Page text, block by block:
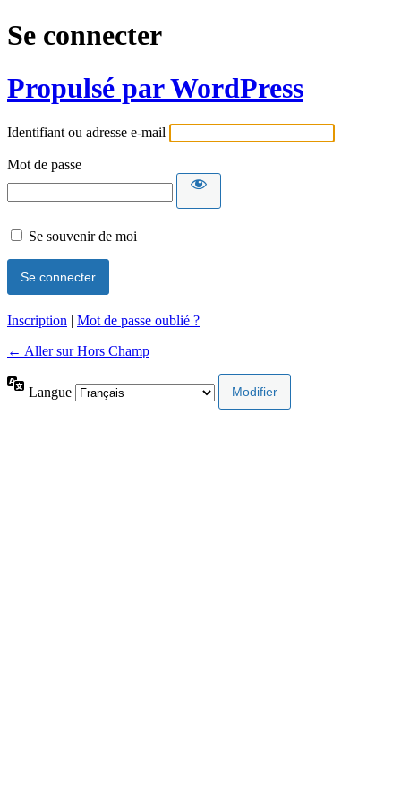
Se connecter
Propulsé par WordPress
Identifiant ou adresse e-mail
Mot de passe
Se souvenir de moi
Inscription | Mot de passe oublié ?
← Aller sur Hors Champ
Langue